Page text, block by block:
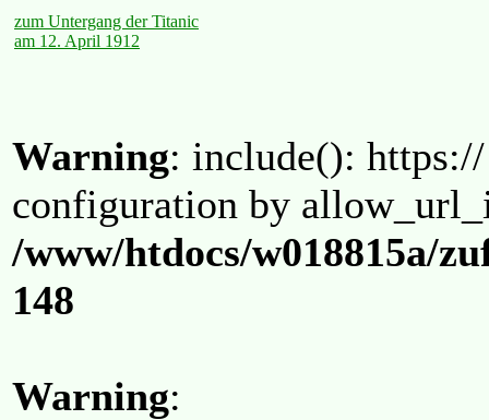
zum Untergang der Titanic
am 12. April 1912
Warning: include():
configuration by
/www/htdocs/w018815a/
148
Warning: